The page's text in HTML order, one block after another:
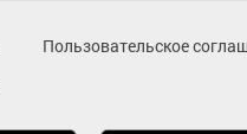
Пользовательское